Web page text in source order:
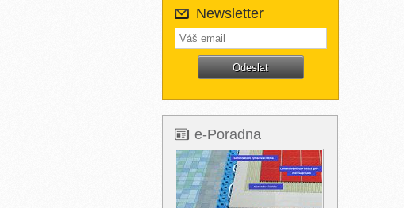
Newsletter
e-Poradna